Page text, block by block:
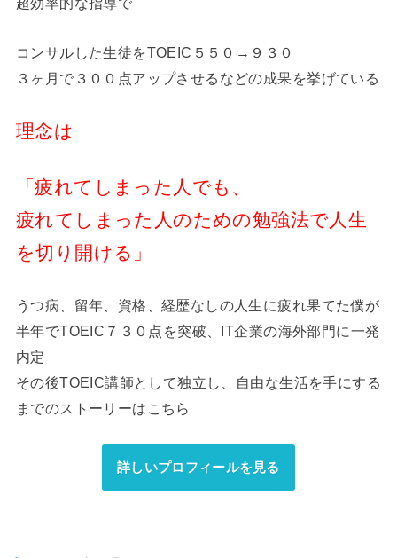
コンサルした生徒をTOEIC５５０→９３０
３ヶ月で３００点アップさせるなどの成果を挙げている
理念は
「疲れてしまった人でも、
疲れてしまった人のための勉強法で人生
を切り開ける」
うつ病、留年、資格、経歴なしの人生に疲れ果てた僕が
半年でTOEIC７３０点を突破、IT企業の海外部門に一発
内定
その後TOEIC講師として独立し、自由な生活を手にする
までのストーリーはこちら
詳しいプロフィールを見る